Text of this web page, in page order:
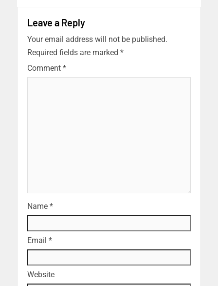
Leave a Reply
Your email address will not be published.
Required fields are marked *
Comment *
Name *
Email *
Website